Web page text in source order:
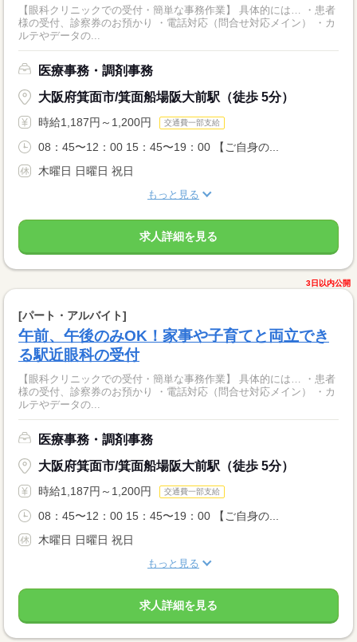
【眼科クリニックでの受付・簡単な事務作業】 具体的には… ・患者
様の受付、診察券のお預かり ・電話対応（問合せ対応メイン） ・カ
ルテやデータの...
医療事務・調剤事務
大阪府箕面市/箕面船場阪大前駅（徒歩 5分）
時給1,187円～1,200円 交通費一部支給
08：45〜12：00 15：45〜19：00 【ご自身の...
木曜日 日曜日 祝日
もっと見る
求人詳細を見る
3日以内公開
[パート・アルバイト]
午前、午後のみOK！家事や子育てと両立でき
る駅近眼科の受付
【眼科クリニックでの受付・簡単な事務作業】 具体的には… ・患者
様の受付、診察券のお預かり ・電話対応（問合せ対応メイン） ・カ
ルテやデータの...
医療事務・調剤事務
大阪府箕面市/箕面船場阪大前駅（徒歩 5分）
時給1,187円～1,200円 交通費一部支給
08：45〜12：00 15：45〜19：00 【ご自身の...
木曜日 日曜日 祝日
もっと見る
求人詳細を見る